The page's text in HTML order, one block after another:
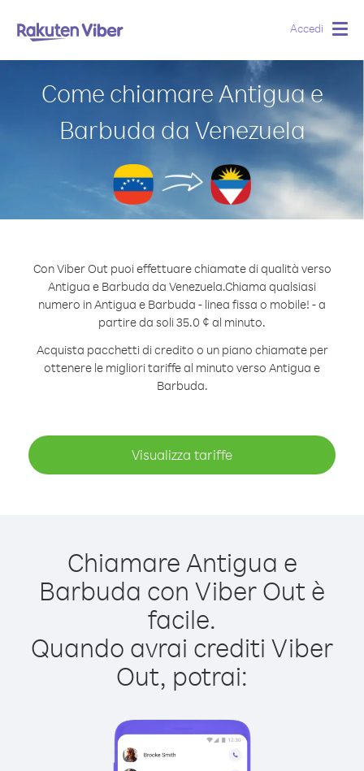
Accedi
Come chiamare Antigua e
Barbuda da Venezuela
Con Viber Out puoi effettuare chiamate di qualità verso
Antigua e Barbuda da Venezuela.Chiama qualsiasi
numero in Antigua e Barbuda - linea fissa o mobile! - a
partire da soli 35.0 ¢ al minuto.
Acquista pacchetti di credito o un piano chiamate per
ottenere le migliori tariffe al minuto verso Antigua e
Barbuda.
Visualizza tariffe
Chiamare Antigua e
Barbuda con Viber Out è
facile.
Quando avrai crediti Viber
Out, potrai: